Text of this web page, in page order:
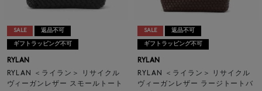
SALE 返品不可
ギフトラッピング不可
RYLAN
RYLAN ＜ライラン＞ リサイクル
ヴィーガンレザー スモールトート
SALE 返品不可
ギフトラッピング不可
RYLAN
RYLAN ＜ライラン＞ リサイクル
ヴィーガンレザー ラージトートバ